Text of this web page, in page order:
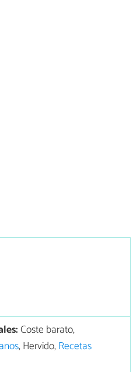
Coste barato,
, Hervido,Recetas